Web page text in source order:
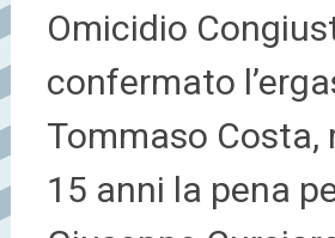
Omicidio
confermato
Tommaso Costa,
15 anni la pena